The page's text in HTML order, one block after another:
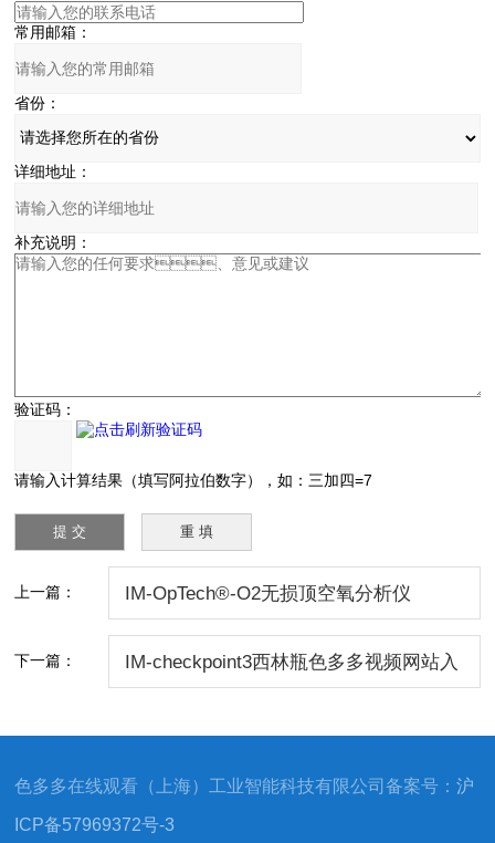
常用邮箱：
省份：
详细地址：
补充说明：
验证码：
请输入计算结果（填写阿拉伯数字），如：三加四=7
上一篇： IM-OpTech®-O2无损顶空氧分析仪
下一篇： IM-checkpoint3西林瓶色多多视频网站入
色多多在线观看（上海）工业智能科技有限公司备案号：沪
ICP备57969372号-3